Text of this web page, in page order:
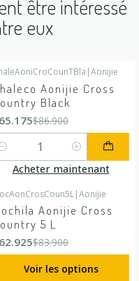
être intéressé
eux
|Aonijie
Aonijie Cross
Black
$86.900
Acheter maintenant
-25% DÉSACTIVÉ
|Aonijie
Aonijie Cross
5 L
$83.900
Voir les options